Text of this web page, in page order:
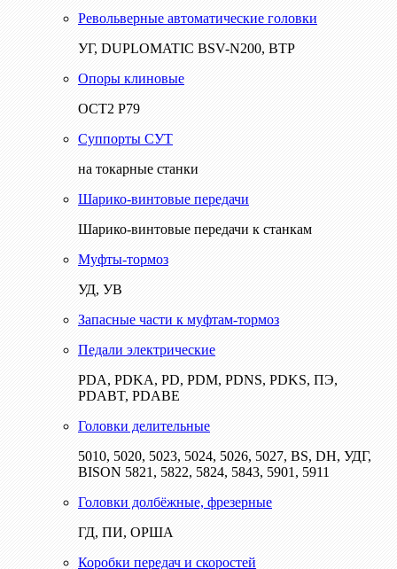
Револьверные автоматические головки
УГ, DUPLOMATIC BSV-N200, ВТР
Опоры клиновые
ОСТ2 Р79
Суппорты СУТ
на токарные станки
Шарико-винтовые передачи
Шарико-винтовые передачи к станкам
Муфты-тормоз
УД, УВ
Запасные части к муфтам-тормоз
Педали электрические
PDA, PDKA, PD, PDM, PDNS, PDKS, ПЭ,
PDABT, PDABE
Головки делительные
5010, 5020, 5023, 5024, 5026, 5027, BS, DH, УДГ,
BISON 5821, 5822, 5824, 5843, 5901, 5911
Головки долбёжные, фрезерные
ГД, ПИ, ОРША
Коробки передач и скоростей